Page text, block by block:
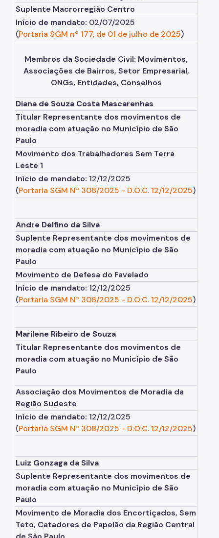
Suplente Macrorregião Centro
Início de mandato: 02/07/2025
(Portaria SGM nº 177, de 01 de julho de 2025)
Membros da Sociedade Civil: Movimentos,
Associações de Bairros, Setor Empresarial,
ONGs, Entidades, Conselhos
Diana de Souza Costa Mascarenhas
Titular Representante dos movimentos de
moradia com atuação no Município de São
Paulo
Movimento dos Trabalhadores Sem Terra
Leste 1
Início de mandato: 12/12/2025
(Portaria SGM Nº 308/2025 - D.O.C. 12/12/2025)
Andre Delfino da Silva
Suplente Representante dos movimentos de
moradia com atuação no Município de São
Paulo
Movimento de Defesa do Favelado
Início de mandato: 12/12/2025
(Portaria SGM Nº 308/2025 - D.O.C. 12/12/2025)
Marilene Ribeiro de Souza
Titular Representante dos movimentos de
moradia com atuação no Município de São
Paulo
Associação dos Movimentos de Moradia da
Região Sudeste
Início de mandato: 12/12/2025
(Portaria SGM Nº 308/2025 - D.O.C. 12/12/2025)
Luiz Gonzaga da Silva
Suplente Representante dos movimentos de
moradia com atuação no Município de São
Paulo
Movimento de Moradia dos Encortiçados, Sem
Teto, Catadores de Papelão da Região Central